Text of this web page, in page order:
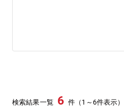
検索結果一覧 6 件（1～6件表示）